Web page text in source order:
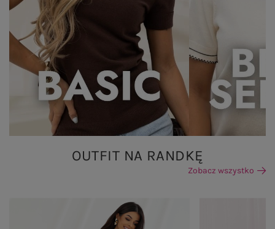
OUTFIT NA RANDKĘ
Zobacz wszystko